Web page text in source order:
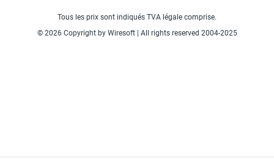
Tous les prix sont indiqués TVA légale comprise.
© 2026 Copyright by Wiresoft | All rights reserved 2004-2025